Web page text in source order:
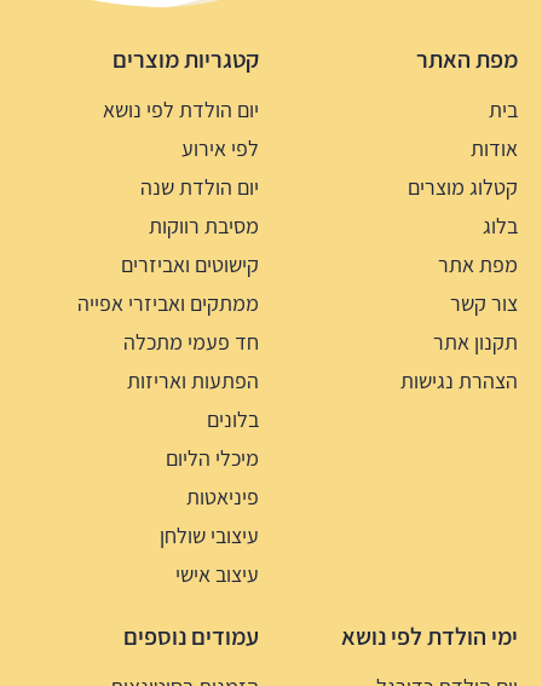
מפת האתר
בית
אודות
קטלוג מוצרים
בלוג
מפת אתר
צור קשר
תקנון אתר
הצהרת נגישות
קטגריות מוצרים
יום הולדת לפי נושא
לפי אירוע
יום הולדת שנה
מסיבת רווקות
קישוטים ואביזרים
ממתקים ואביזרי אפייה
חד פעמי מתכלה
הפתעות ואריזות
בלונים
מיכלי הליום
פיניאטות
עיצובי שולחן
עיצוב אישי
ימי הולדת לפי נושא עמודים נוספים